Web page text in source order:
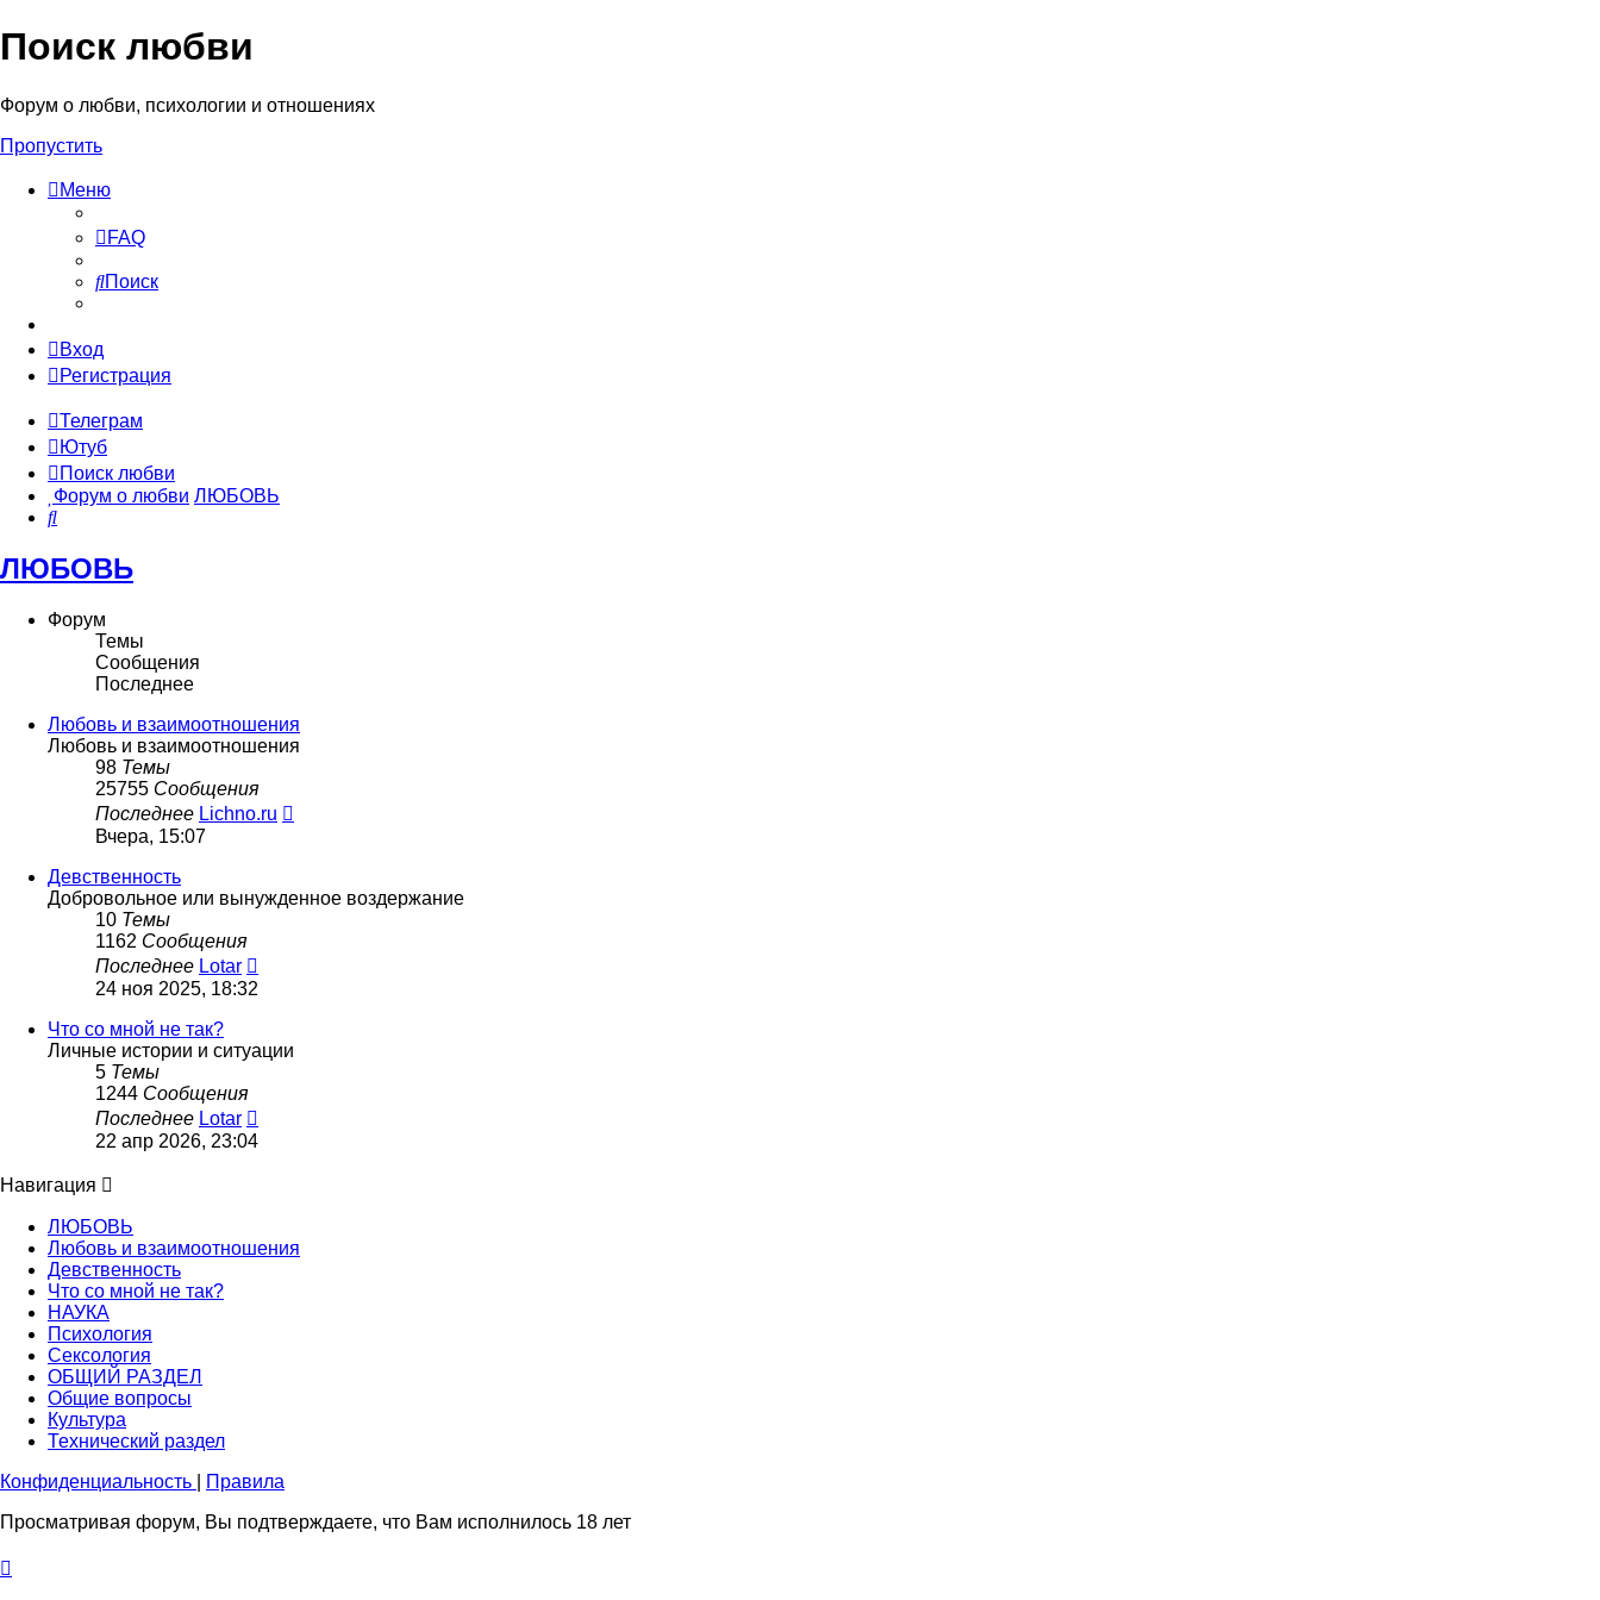
Поиск любви
Форум о любви, психологии и отношениях
Пропустить
Меню
FAQ
Поиск
Вход
Регистрация
Телеграм
Ютуб
Поиск любви
Форум о любви ЛЮБОВЬ
Поиск
ЛЮБОВЬ
Форум
Темы
Сообщения
Последнее
Любовь и взаимоотношения
Любовь и взаимоотношения
98 Темы
25755 Сообщения
Последнее Lichno.ru
Вчера, 15:07
Девственность
Добровольное или вынужденное воздержание
10 Темы
1162 Сообщения
Последнее Lotar
24 ноя 2025, 18:32
Что со мной не так?
Личные истории и ситуации
5 Темы
1244 Сообщения
Последнее Lotar
22 апр 2026, 23:04
Навигация
ЛЮБОВЬ
Любовь и взаимоотношения
Девственность
Что со мной не так?
НАУКА
Психология
Сексология
ОБЩИЙ РАЗДЕЛ
Общие вопросы
Культура
Технический раздел
Конфиденциальность
Правила
Просматривая форум, Вы подтверждаете, что Вам исполнилось 18 лет